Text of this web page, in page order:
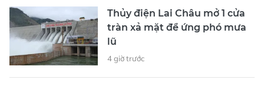
Thủy điện Lai Châu mở 1 cửa
tràn xả mặt để ứng phó mưa
lũ
4 giờ trước